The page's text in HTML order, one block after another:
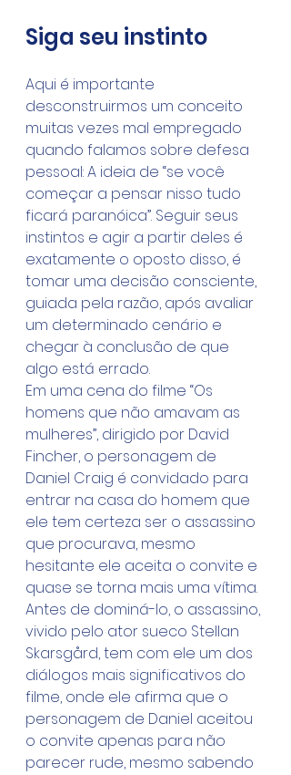
Siga seu instinto
Aqui é importante
desconstruirmos um conceito
muitas vezes mal empregado
quando falamos sobre defesa
pessoal: A ideia de “se você
começar a pensar nisso tudo
ficará paranóica”. Seguir seus
instintos e agir a partir deles é
exatamente o oposto disso, é
tomar uma decisão consciente,
guiada pela razão, após avaliar
um determinado cenário e
chegar à conclusão de que
algo está errado.
Em uma cena do filme “Os
homens que não amavam as
mulheres”, dirigido por David
Fincher, o personagem de
Daniel Craig é convidado para
entrar na casa do homem que
ele tem certeza ser o assassino
que procurava, mesmo
hesitante ele aceita o convite e
quase se torna mais uma vítima.
Antes de dominá-lo, o assassino,
vivido pelo ator sueco Stellan
Skarsgård, tem com ele um dos
diálogos mais significativos do
filme, onde ele afirma que o
personagem de Daniel aceitou
o convite apenas para não
parecer rude, mesmo sabendo